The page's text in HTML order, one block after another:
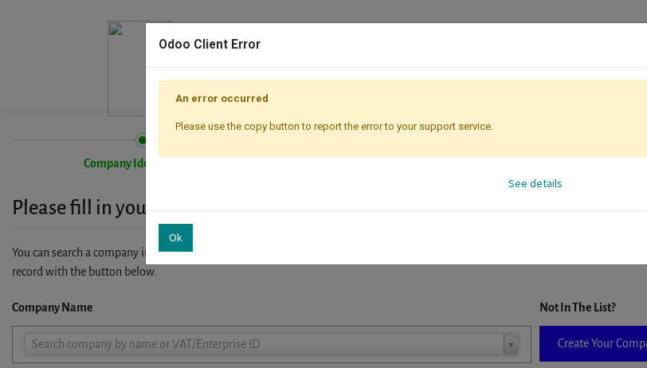
Company Identification
Please fill in your company details
You can search a company in our database by name, VAT or enterprise ID. When a company is selected it will auto-complete the
record with the button below.
Company Name
Search company by name or VAT/Enterprise ID
Company
Not In The List?
Create Your
Odoo Client Error
An error occurred
Please use the copy button to report the error to your support service.
See details
Ok